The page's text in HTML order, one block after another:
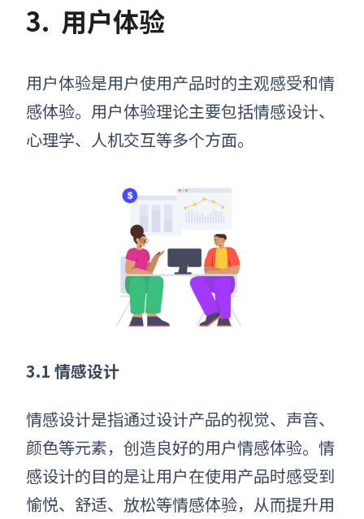
3. 用户体验
用户体验是用户使用产品时的主观感受和情
感体验。用户体验理论主要包括情感设计、
心理学、人机交互等多个方面。
3.1 情感设计
情感设计是指通过设计产品的视觉、声音、
颜色等元素，创造良好的用户情感体验。情
感设计的目的是让用户在使用产品时感受到
愉悦、舒适、放松等情感体验，从而提升用